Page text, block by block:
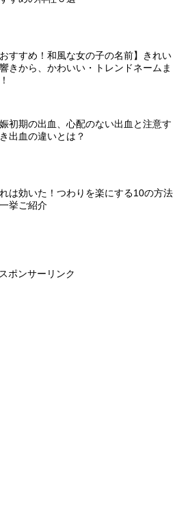
おすすめ！和風な女の子の名前】きれい
きから、かわいい・トレンドネームま
初期の出血、心配のない出血と注意す
出血の違いとは？
は効いた！つわりを楽にする10の方法
挙ご紹介
スポンサーリンク